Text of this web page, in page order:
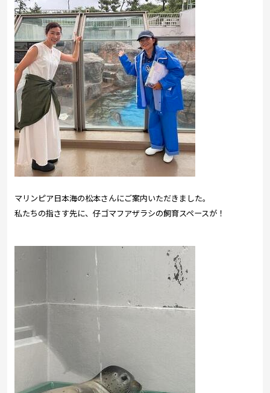
マリンピア日本海の松本さんにご案内いただきました。
私たちの指さす先に、仔ゴマフアザラシの飼育スペースが！